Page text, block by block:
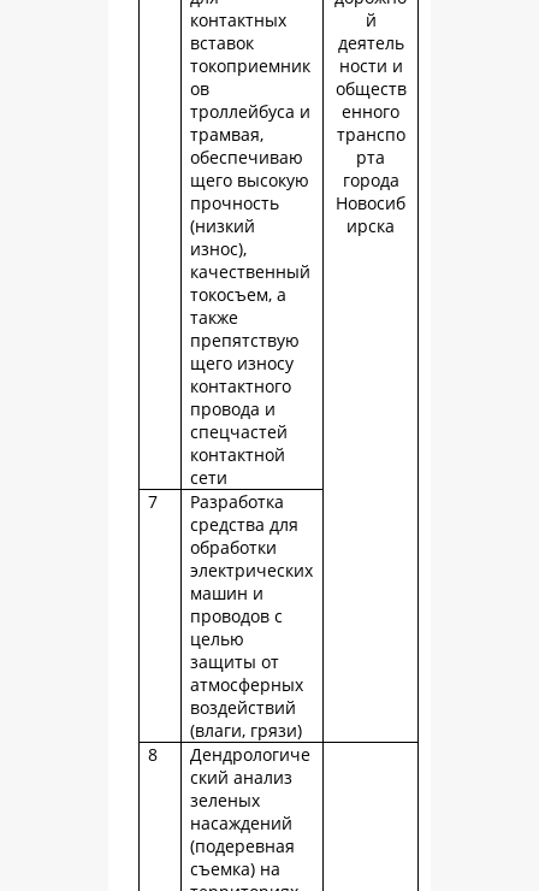
й
деятель
ности и
обществ
енного
транспо
рта
города
Новосиб
ирска
контактных
вставок
токоприемник
ов
троллейбуса и
трамвая,
обеспечиваю
щего высокую
прочность
(низкий
износ),
качественный
токосъем, а
также
препятствую
щего износу
контактного
провода и
спецчастей
контактной
сети
7
Разработка
средства для
обработки
электрических
машин и
проводов с
целью
защиты от
атмосферных
воздействий
(влаги, грязи)
8
Дендрологиче
ский анализ
зеленых
насаждений
(подеревная
съемка) на